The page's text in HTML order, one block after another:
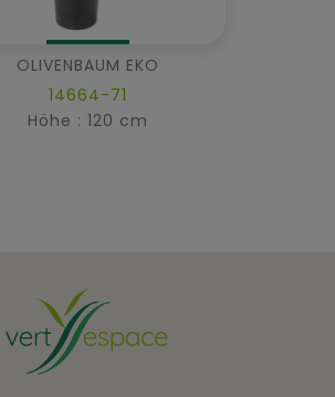
OLIVENBAUM EKO
14664-71
Höhe : 120 cm